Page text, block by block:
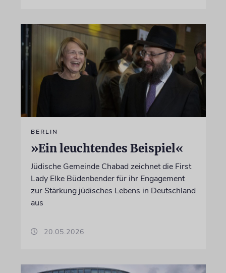
BERLIN
»Ein leuchtendes Beispiel«
Jüdische Gemeinde Chabad zeichnet die First
Lady Elke Büdenbender für ihr Engagement
zur Stärkung jüdisches Lebens in Deutschland
aus
20.05.2026